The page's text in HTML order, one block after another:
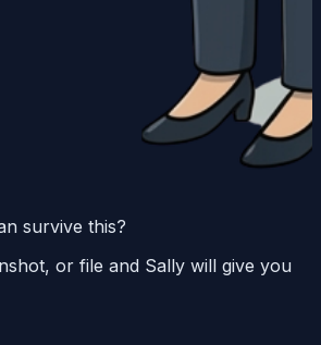
survive this?
or file and Sally will give you